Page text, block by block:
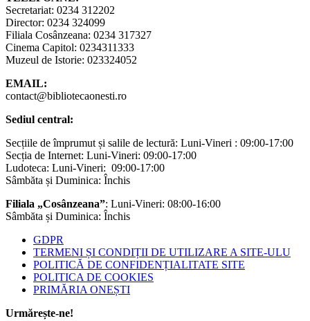
Secretariat: 0234 312202
Director: 0234 324099
Filiala Cosânzeana: 0234 317327
Cinema Capitol: 0234311333
Muzeul de Istorie: 023324052
EMAIL:
contact@bibliotecaonesti.ro
Sediul central:
Secțiile de împrumut și salile de lectură: Luni-Vineri : 09:00-17:00
Secția de Internet: Luni-Vineri: 09:00-17:00
Ludoteca: Luni-Vineri: 09:00-17:00
Sâmbăta și Duminica: Închis
Filiala „Cosânzeana”: Luni-Vineri: 08:00-16:00
Sâmbăta și Duminica: Închis
GDPR
TERMENI ȘI CONDIȚII DE UTILIZARE A SITE-ULU
POLITICĂ DE CONFIDENȚIALITATE SITE
POLITICA DE COOKIES
PRIMĂRIA ONEȘTI
Urmărește-ne!